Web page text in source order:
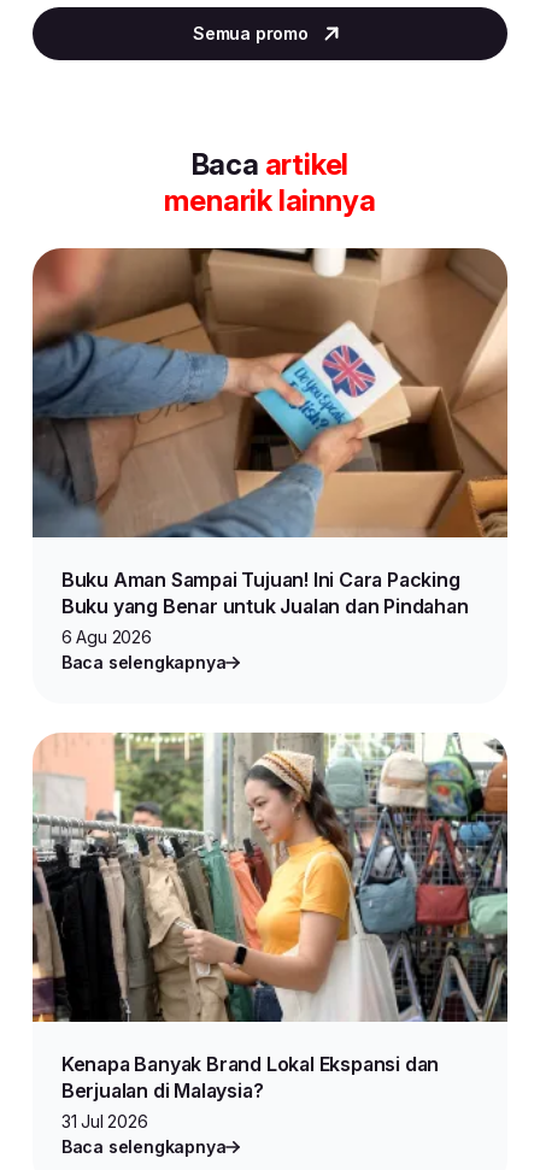
2
of
Semua promo
Baca artikel
menarik lainnya
Buku Aman Sampai Tujuan! Ini Cara Packing
Buku yang Benar untuk Jualan dan Pindahan
6 Agu 2026
Baca selengkapnya
Kenapa Banyak Brand Lokal Ekspansi dan
Berjualan di Malaysia?
31 Jul 2026
Baca selengkapnya